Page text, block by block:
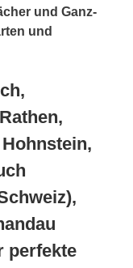
und Ganz-
und
perfekte